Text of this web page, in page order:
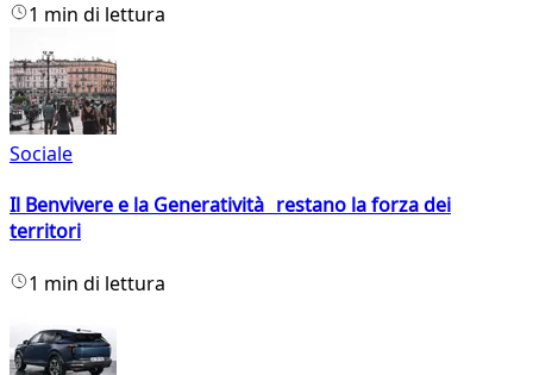
1 min di lettura
Sociale
Il Benvivere e la Generatività restano la forza dei
territori
1 min di lettura